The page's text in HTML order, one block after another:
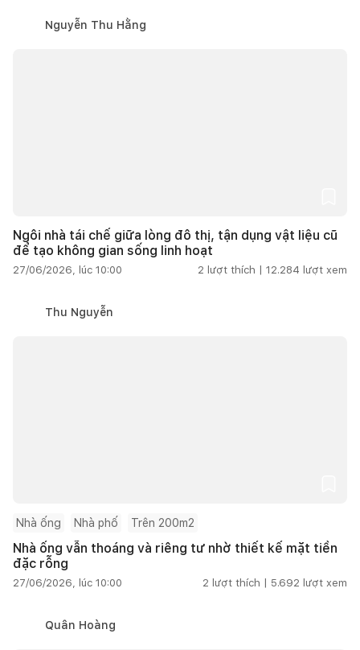
Nguyễn Thu Hằng
Ngôi nhà tái chế giữa lòng đô thị, tận dụng vật liệu cũ
để tạo không gian sống linh hoạt
27/06/2026, lúc 10:00 2 lượt thích | 12.284 lượt xem
Thu Nguyễn
Nhà ống Nhà phố Trên 200m2
Nhà ống vẫn thoáng và riêng tư nhờ thiết kế mặt tiền
đặc rỗng
27/06/2026, lúc 10:00 2 lượt thích | 5.692 lượt xem
Quân Hoàng